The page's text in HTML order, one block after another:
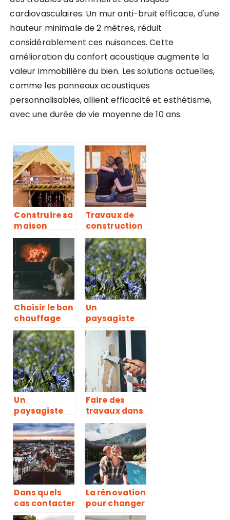
cardiovasculaires. Un mur anti-bruit efficace, d'une
hauteur minimale de 2 mètres, réduit
considérablement ces nuisances. Cette
amélioration du confort acoustique augmente la
valeur immobilière du bien. Les solutions actuelles,
comme les panneaux acoustiques
personnalisables, allient efficacité et esthétisme,
avec une durée de vie moyenne de 10 ans.
Construire sa
maison
Travaux de
construction
ou de
rénovation, à
quelle
période se
lancer?
Choisir le bon
chauffage
pour sa
maison.
Un
paysagiste
dans les
environs de
Poitiers
Un
paysagiste
dans les
environs de
Poitiers
Faire des
travaux dans
sa maison
seul, une
bonne idée ?
Dans quels
cas contacter
un couvreur
La rénovation
pour changer
l’aspect de la